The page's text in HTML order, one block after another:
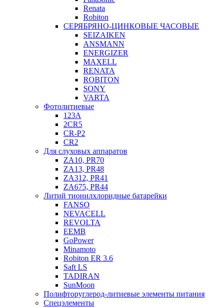
Renata
Robiton
СЕРЯБРЯНО-ЦИНКОВЫЕ ЧАСОВЫЕ
SEIZAIKEN
ANSMANN
ENERGIZER
MAXELL
RENATA
ROBITON
SONY
VARTA
Фотолитиевые
123A
2CR5
CR-P2
CR2
Для слуховых аппаратов
ZA10, PR70
ZA13, PR48
ZA312, PR41
ZA675, PR44
Литий тионилхлоридные батарейки
FANSO
NEVACELL
REVOLTA
EEMB
GoPower
Minamoto
Robiton ER 3.6
Saft LS
TADIRAN
SunMoon
Полифторуглерод-литиевые элементы питания
Спецэлементы